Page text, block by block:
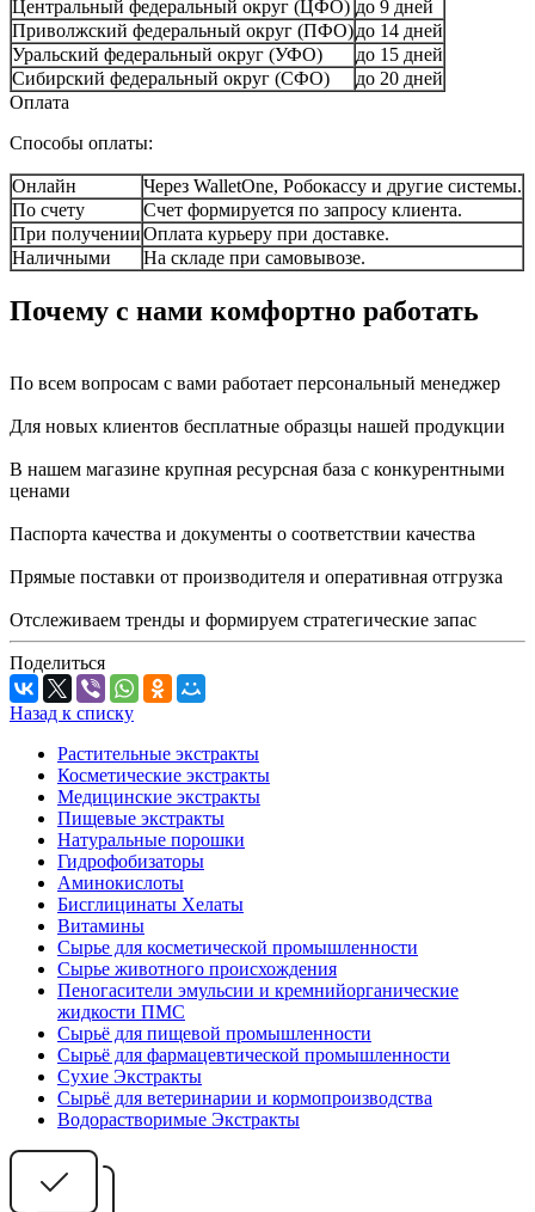
Центральный федеральный округ (ЦФО) до 9 дней
Приволжский федеральный округ (ПФО)до 14 дней
Уральский федеральный округ (УФО)
до 15 дней
Сибирский федеральный округ (СФО)
до 20 дней
Оплата
Способы оплаты:
Онлайн
Через WalletOne, Робокассу и другие системы.
По счету
Счет формируется по запросу клиента.
При полученииОплата курьеру при доставке.
Наличными
На складе при самовывозе.
Почему с нами комфортно работать
По всем вопросам с вами работает персональный менеджер
Для новых клиентов бесплатные образцы нашей продукции
В нашем магазине крупная ресурсная база с конкурентными
ценами
Паспорта качества и документы о соответствии качества
Прямые поставки от производителя и оперативная отгрузка
Отслеживаем тренды и формируем стратегические запас
Поделиться
Назад к списку
Растительные экстракты
Косметические экстракты
Медицинские экстракты
Пищевые экстракты
Натуральные порошки
Гидрофобизаторы
Аминокислоты
Бисглицинаты Хелаты
Витамины
Сырье для косметической промышленности
Сырье животного происхождения
Пеногасители эмульсии и кремнийорганические
жидкости ПМС
Сырьё для пищевой промышленности
Сырьё для фармацевтической промышленности
Сухие Экстракты
Сырьё для ветеринарии и кормопроизводства
Водорастворимые Экстракты